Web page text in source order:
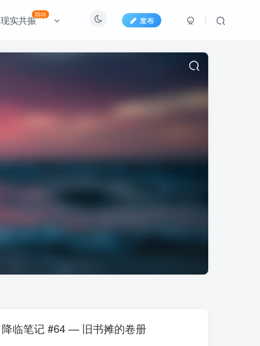
发布
现实共振期待
降临笔记 #64 — 旧书摊的卷册